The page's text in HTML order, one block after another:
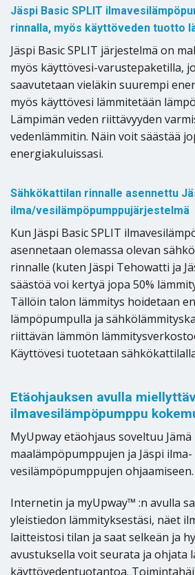
Jäspi Basic SPLIT
rinnalla, myös käyttöveden tuotto
Jäspi Basic SPLIT järjestelmä on
myös käyttövesi-varustepaketilla,
saavutetaan vieläkin suurempi
myös käyttövesi lämmitetään
Lämpimän veden riittävyyden
vedenlämmitin. Näin voit säästää
energiakuluissasi.
Sähkökattilan rinnalle asennettu
ilma/vesilämpöpumppujärjestelmä
Kun Jäspi Basic SPLIT
asennetaan olemassa olevan
rinnalle (kuten Jäspi Tehowatti ja
säästöä voi kertyä jopa 50%
Tällöin talon lämmitys hoidetaan
lämpöpumpulla ja
riittävän lämmön
Käyttövesi tuotetaan
Etäohjauksen avulla
ilmavesilämpöpumppu
MyUpway etäohjaus soveltuu Jämä
maalämpöpumppujen ja Jäspi ilma-
vesilämpöpumppujen ohjaamiseen.
Internetin ja myUpway™ :n avulla
yleistiedon lämmityksestäsi, näet
laitteistosi tilan ja saat selkeän ja
avustuksella voit seurata ja ohjata
käyttövedentuotantoa.